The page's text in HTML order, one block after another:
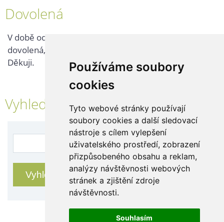
Používáme soubory
cookies
Tyto webové stránky používají
soubory cookies a další sledovací
nástroje s cílem vylepšení
uživatelského prostředí, zobrazení
přizpůsobeného obsahu a reklam,
analýzy návštěvnosti webových
stránek a zjištění zdroje
návštěvnosti.
Souhlasím
Dovolená
V době od 25. 7. - 2. 8. 2026 probíhá v naší firmě
dovolená, kontaktujte nás až po jejím ukončení.
Děkuji.
Vyhledávání